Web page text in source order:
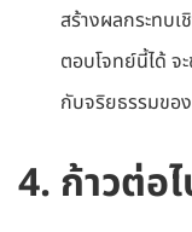
สร้างผลกระทบเ
ตอบโจทย์นี้ได้ จ
กับจริยธรรมขอ
4. ก้าวต่อ